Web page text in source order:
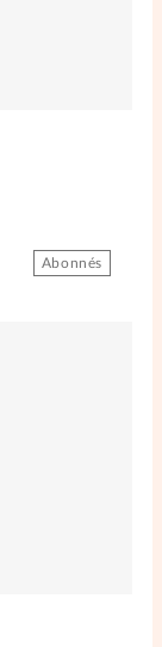
Abonnés